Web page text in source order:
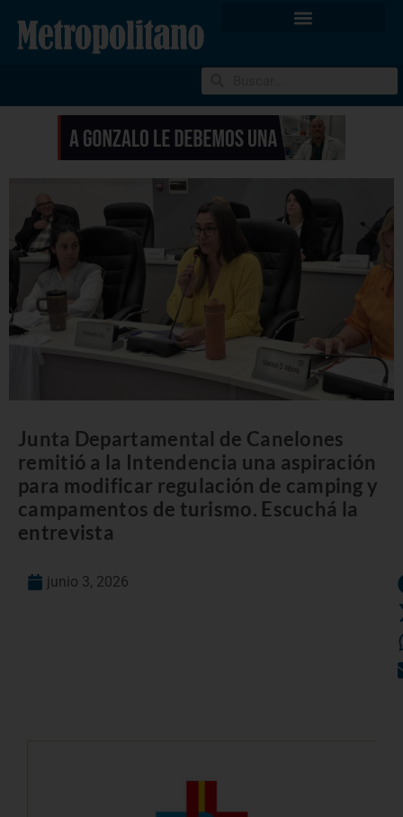
Junta Departamental de Canelones
remitió a la Intendencia una aspiración
para modificar regulación de camping y
campamentos de turismo. Escuchá la
entrevista
junio 3, 2026